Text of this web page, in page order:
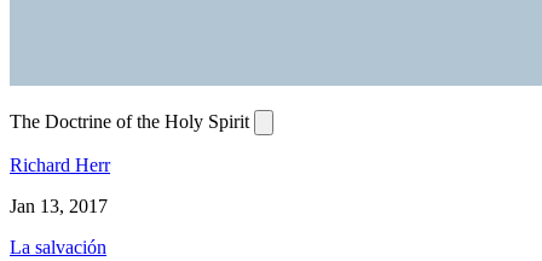
The Doctrine of the Holy Spirit
Richard Herr
Jan 13, 2017
La salvación